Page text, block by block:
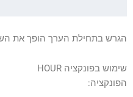
הגרש בתחילת הערך הופך את
שימוש בפונקציה HOUR
הפונקציה: